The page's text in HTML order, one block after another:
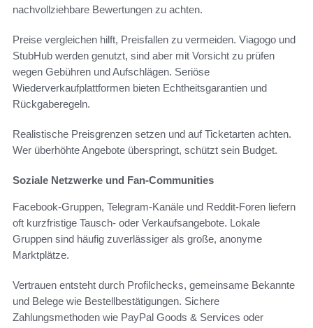
nachvollziehbare Bewertungen zu achten.
Preise vergleichen hilft, Preisfallen zu vermeiden. Viagogo und
StubHub werden genutzt, sind aber mit Vorsicht zu prüfen
wegen Gebühren und Aufschlägen. Seriöse
Wiederverkaufplattformen bieten Echtheitsgarantien und
Rückgaberegeln.
Realistische Preisgrenzen setzen und auf Ticketarten achten.
Wer überhöhte Angebote überspringt, schützt sein Budget.
Soziale Netzwerke und Fan-Communities
Facebook-Gruppen, Telegram-Kanäle und Reddit-Foren liefern
oft kurzfristige Tausch- oder Verkaufsangebote. Lokale
Gruppen sind häufig zuverlässiger als große, anonyme
Marktplätze.
Vertrauen entsteht durch Profilchecks, gemeinsame Bekannte
und Belege wie Bestellbestätigungen. Sichere
Zahlungsmethoden wie PayPal Goods & Services oder